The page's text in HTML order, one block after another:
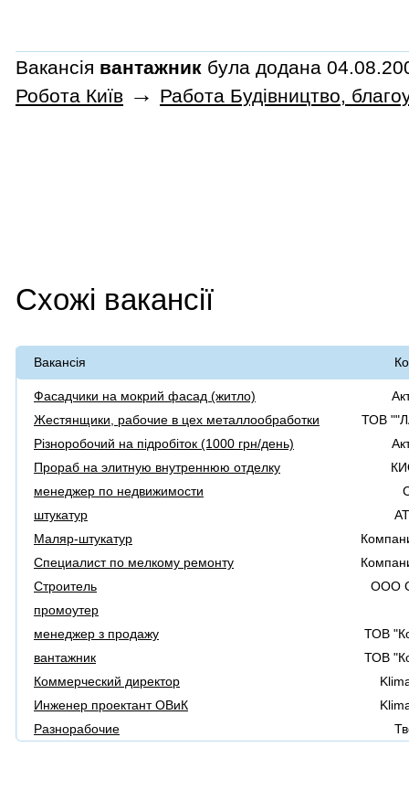
Вакансія вантажник була додана
Робота Київ → Работа Будівництво,
Схожі вакансії
Вакансія
Фасадчики на мокрий фасад (житло)
Жестянщики, рабочие в цех металлообработки
ТОВ
Різноробочий на підробіток (1000 грн/день)
Прораб на элитную внутреннюю отделку
менеджер по недвижимости
штукатур
Маляр-штукатур
Специалист по мелкому ремонту
Строитель
ООО
промоутер
менеджер з продажу
ТОВ
вантажник
ТОВ
Коммерческий директор
Инженер проектант ОВиК
Разнорабочие